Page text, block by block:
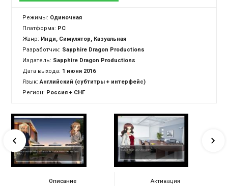
Режимы: Одиночная
Платформа: PC
Жанр: Инди, Симулятор, Казуальная
Разработчик: Sapphire Dragon Productions
Издатель: Sapphire Dragon Productions
Дата выхода: 1 июня 2016
Язык:Английский (субтитры + интерфейс)
Регион: Россия + СНГ
Описание Активация